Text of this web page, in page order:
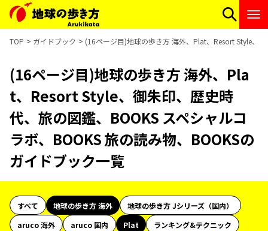
TOP ガイドブック (16ページ目)地球の歩き方 海外、Plat、Resort Style、
(16ページ目)地球の歩き方 海外、Pla
t、Resort Style、御朱印、歴史時
代、旅の図鑑、BOOKS スペシャルコ
ラボ、BOOKS 旅の読み物、BOOKSの
ガイドブック一覧
すべて 地球の歩き方 海外
地球の歩き方 Jシリーズ（国内）
aruco 海外
aruco 国内 Plat
ランキング&テクニック